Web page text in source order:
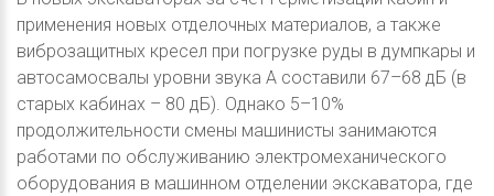
применения новых отделочных материалов, а также
виброзащитных кресел при погрузке руды в думпкары и
автосамосвалы уровни звука А составили 67–68 дБ (в
старых кабинах – 80 дБ). Однако 5–10%
продолжительности смены машинисты занимаются
работами по обслуживанию электромеханического
оборудования в машинном отделении экскаватора, где